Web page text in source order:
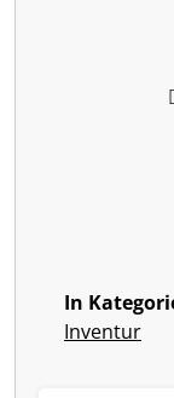
In
Inventur